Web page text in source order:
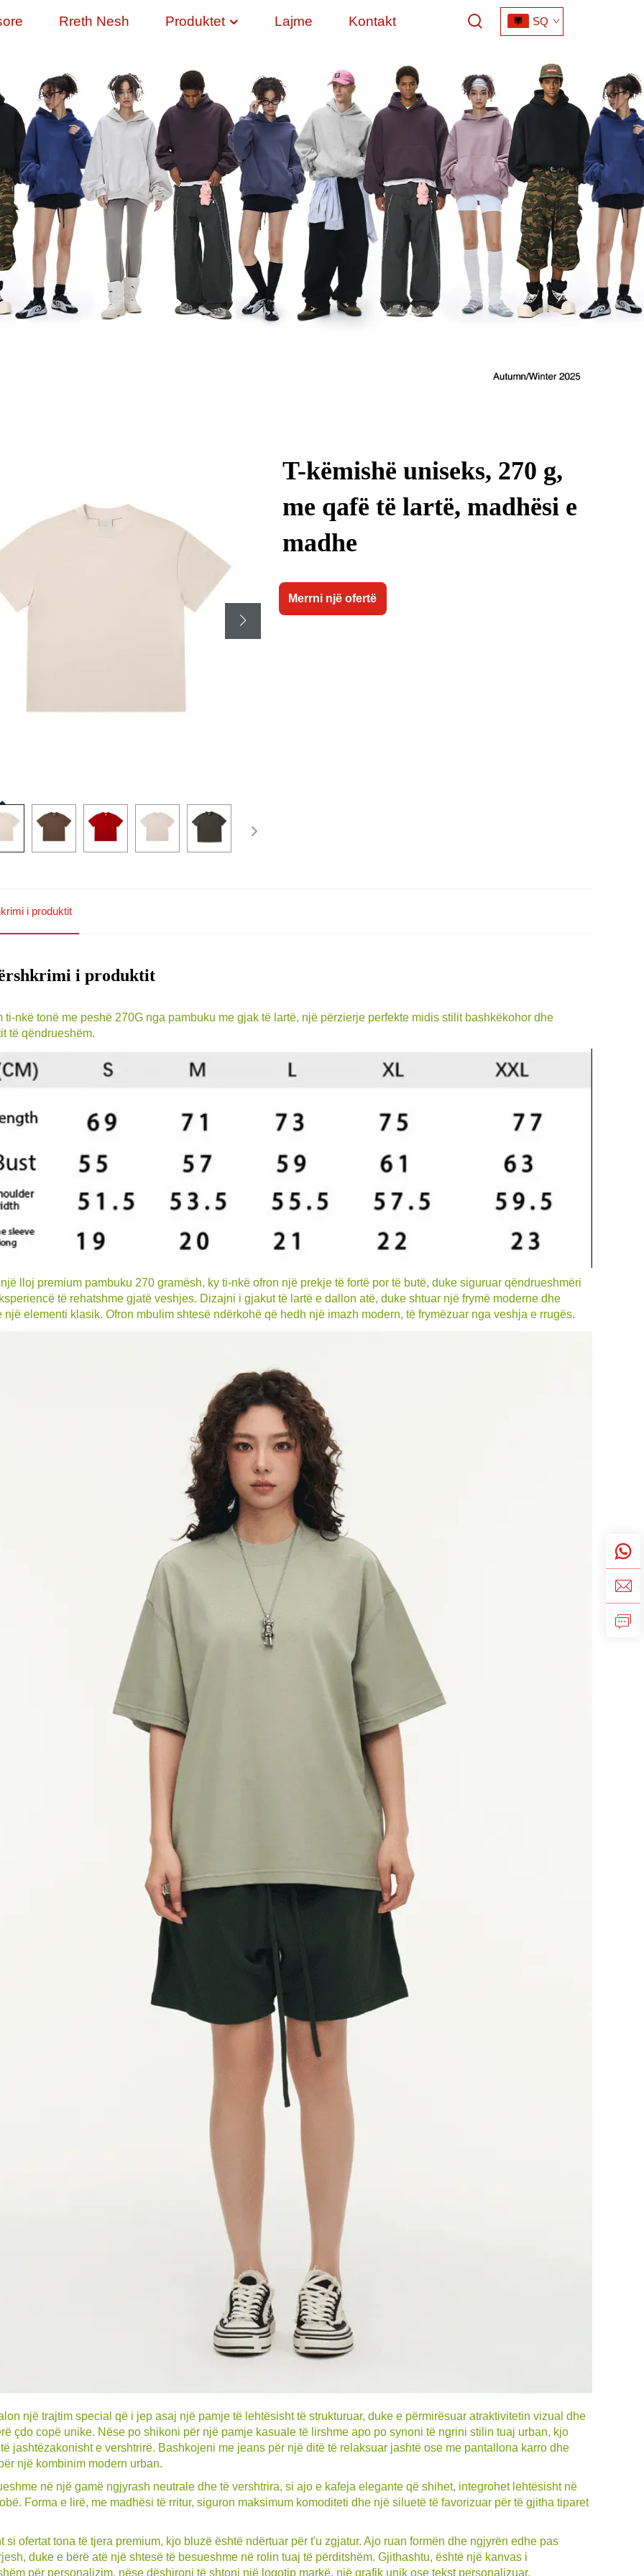
Rreth Nesh Produktet Lajme Kontakt SQ
T-këmishë uniseks, 270 g,
me qafë të lartë, madhësi e
madhe
Merrni një ofertë
i produktit
i produktit
ti-nkë tonë me peshë 270G nga pambuku me gjak të lartë, një përzierje perfekte midis stilit bashkëkohor dhe
të qëndrueshëm.
lloj premium pambuku 270 gramësh, ky ti-nkë ofron një prekje të fortë por të butë, duke siguruar qëndrueshmëri
të rehatshme gjatë veshjes. Dizajni i gjakut të lartë e dallon atë, duke shtuar një frymë moderne dhe
një elementi klasik. Ofron mbulim shtesë ndërkohë që hedh një imazh modern, të frymëzuar nga veshja e rrugës.
një trajtim special që i jep asaj një pamje të lehtësisht të strukturuar, duke e përmirësuar atraktivitetin vizual dhe
çdo copë unike. Nëse po shikoni për një pamje kasuale të lirshme apo po synoni të ngrini stilin tuaj urban, kjo
jashtëzakonisht e vershtrirë. Bashkojeni me jeans për një ditë të relaksuar jashtë ose me pantallona karro dhe
një kombinim modern urban.
në një gamë ngjyrash neutrale dhe të vershtrira, si ajo e kafeja elegante që shihet, integrohet lehtësisht në
Forma e lirë, me madhësi të rritur, siguron maksimum komoditeti dhe një siluetë të favorizuar për të gjitha tiparet
si ofertat tona të tjera premium, kjo bluzë është ndërtuar për t'u zgjatur. Ajo ruan formën dhe ngjyrën edhe pas
duke e bërë atë një shtesë të besueshme në rolin tuaj të përditshëm. Gjithashtu, është një kanvas i
për personalizim, nëse dëshironi të shtoni një logotip markë, një grafik unik ose tekst personalizuar.